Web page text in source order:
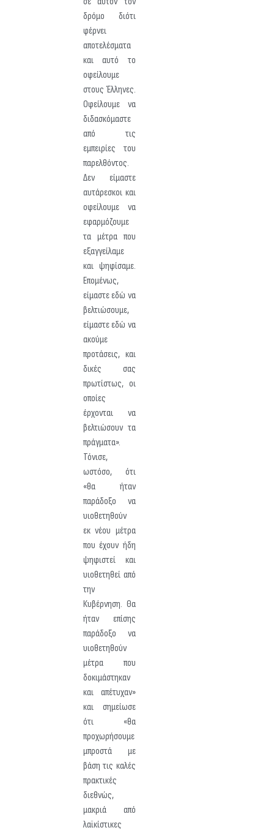
δρόμο διότι
φέρνει
αποτελέσματα
και αυτό το
οφείλουμε
στους Έλληνες.
Οφείλουμε να
διδασκόμαστε
από τις
εμπειρίες του
παρελθόντος.
Δεν είμαστε
αυτάρεσκοι και
οφείλουμε να
εφαρμόζουμε
τα μέτρα που
εξαγγείλαμε
και ψηφίσαμε.
Επομένως,
είμαστε εδώ να
βελτιώσουμε,
είμαστε εδώ να
ακούμε
προτάσεις, και
δικές σας
πρωτίστως, οι
οποίες
έρχονται να
βελτιώσουν τα
πράγματα».
Τόνισε,
ωστόσο, ότι
«θα ήταν
παράδοξο να
υιοθετηθούν
εκ νέου μέτρα
που έχουν ήδη
ψηφιστεί και
υιοθετηθεί από
την
Κυβέρνηση. Θα
ήταν επίσης
παράδοξο να
υιοθετηθούν
μέτρα που
δοκιμάστηκαν
και απέτυχαν»
και σημείωσε
ότι «θα
προχωρήσουμε
μπροστά με
βάση τις καλές
πρακτικές
διεθνώς,
μακριά από
λαϊκίστικες